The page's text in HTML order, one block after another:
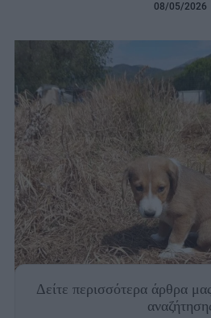
08/05/2026
Δείτε περισσότερα άρθρα